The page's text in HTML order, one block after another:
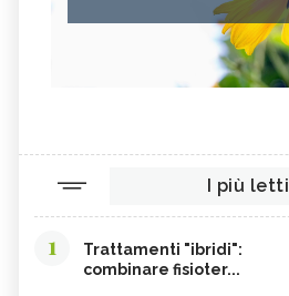
I più letti
1
Trattamenti "ibridi":
combinare fisioter...